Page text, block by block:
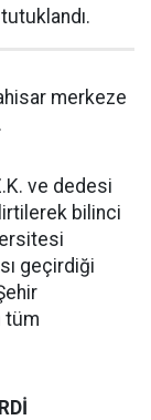
merkeze
ve dedesi
bilinci
geçirdiği
tüm